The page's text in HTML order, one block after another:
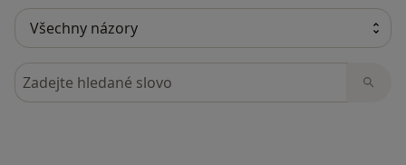
Hledejte v názorech